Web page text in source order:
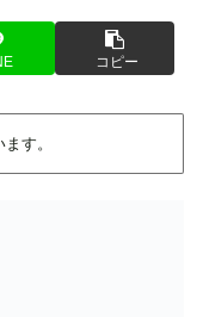
コピー
す。